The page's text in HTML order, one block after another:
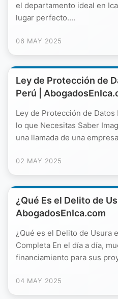
el departamento ideal en
lugar perfecto....
06 MAY 2025
Ley de Protección de
Perú |
Ley de Protección de
lo que Necesitas Saber
una llamada de una
02 MAY 2025
¿Qué Es el Delito de
AbogadosEnIca.com
¿Qué es el Delito de Usura
Completa En el día a día,
financiamiento para sus
04 MAY 2025